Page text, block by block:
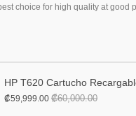
choice for high quality at good
HP T620 Cartucho
₡59,999.00 ₡60,000.00